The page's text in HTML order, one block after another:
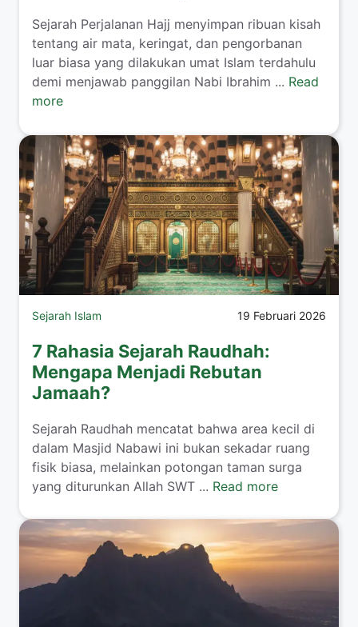
Sejarah Perjalanan Hajj menyimpan ribuan kisah
tentang air mata, keringat, dan pengorbanan
luar biasa yang dilakukan umat Islam terdahulu
demi menjawab panggilan Nabi Ibrahim ... Read
more
Sejarah Islam 19 Februari 2026
7 Rahasia Sejarah Raudhah:
Mengapa Menjadi Rebutan
Jamaah?
Sejarah Raudhah mencatat bahwa area kecil di
dalam Masjid Nabawi ini bukan sekadar ruang
fisik biasa, melainkan potongan taman surga
yang diturunkan Allah SWT ... Read more